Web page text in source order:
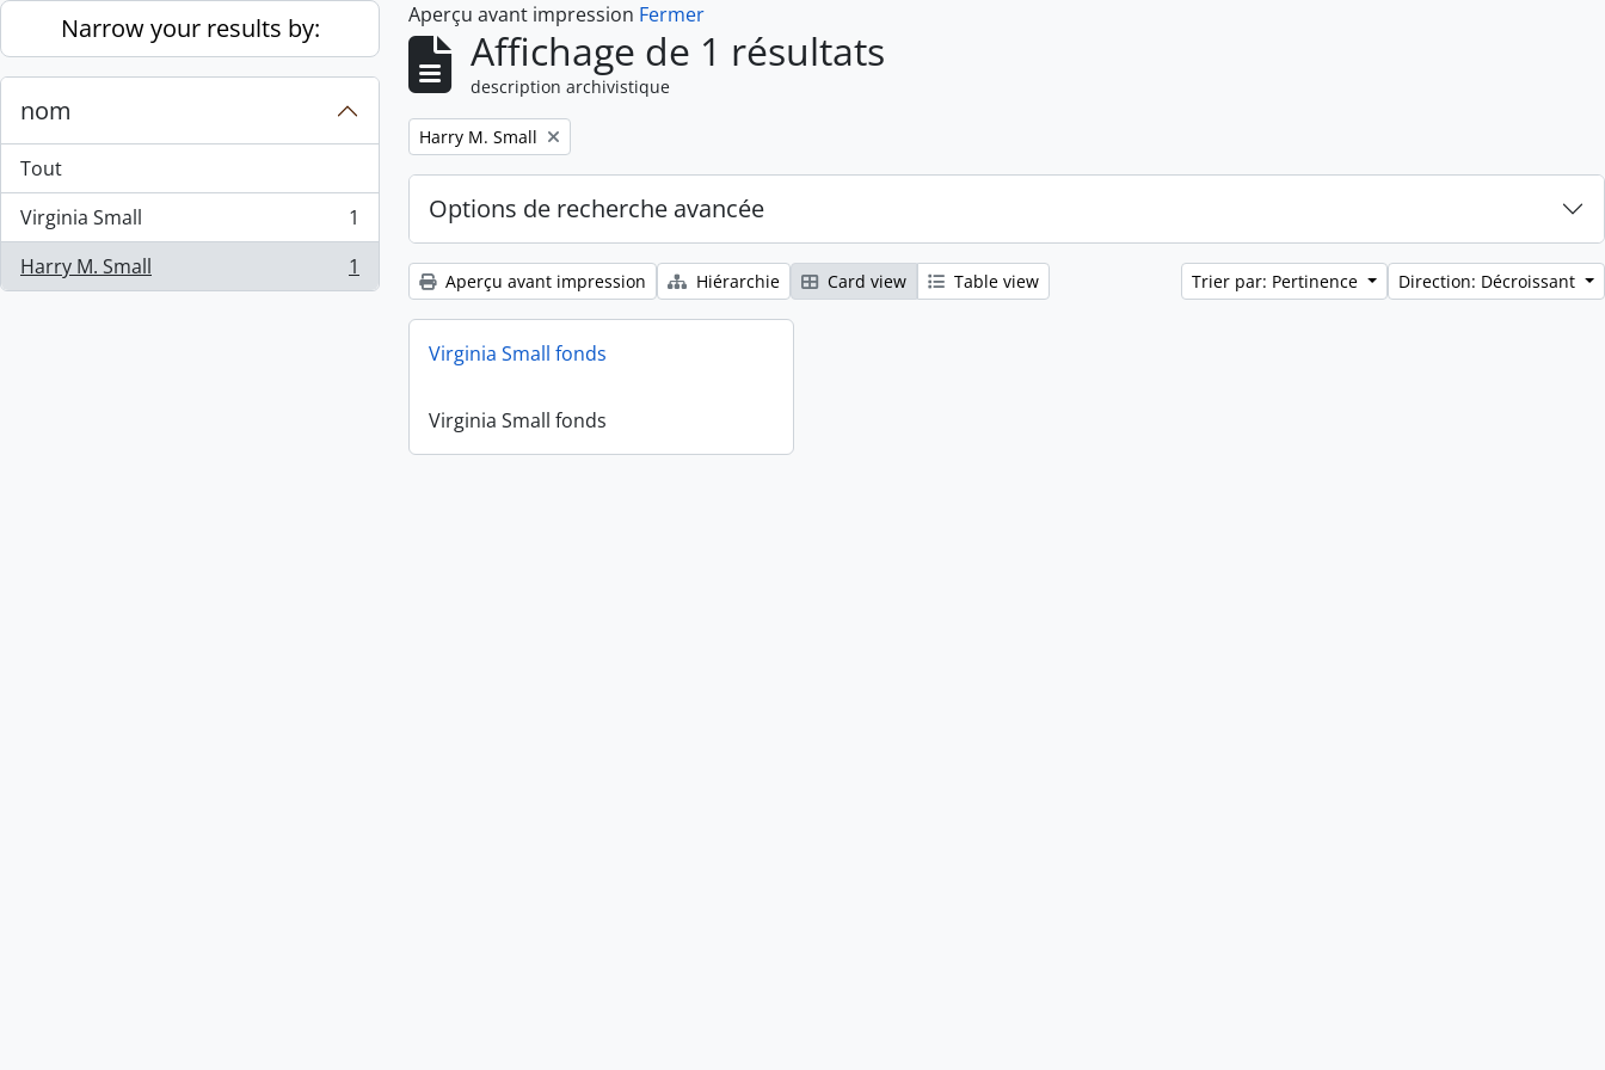
Skip to main content
Narrow your results by:
nom
Tout
Virginia Small
, 1 résultats
1
Harry M. Small
, 1 résultats 1
Aperçu avant impression Fermer
Affichage de 1 résultats
description archivistique
Remove filter:
Harry M. Small
Options de recherche avancée
Aperçu avant impression Hiérarchie Card view Table view Trier par: Pertinence Direction: Décroissant
Virginia Small fonds
Virginia Small fonds